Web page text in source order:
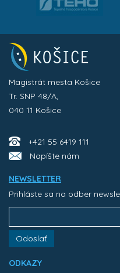
Magistrát mesta Košice
Tr. SNP 48/A,
040 11 Košice
+421 55 6419 111
Napíšte nám
NEWSLETTER
Prihláste sa na odber
Odoslať
ODKAZY